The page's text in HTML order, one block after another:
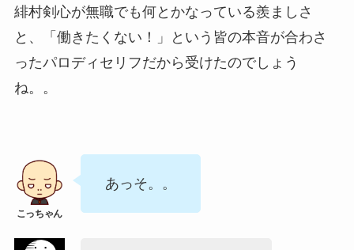
緋村剣心が無職でも何とかなっている羨ましさ
と、「働きたくない！」という皆の本音が合わさ
ったパロディセリフだから受けたのでしょう
ね。。
あっそ。。